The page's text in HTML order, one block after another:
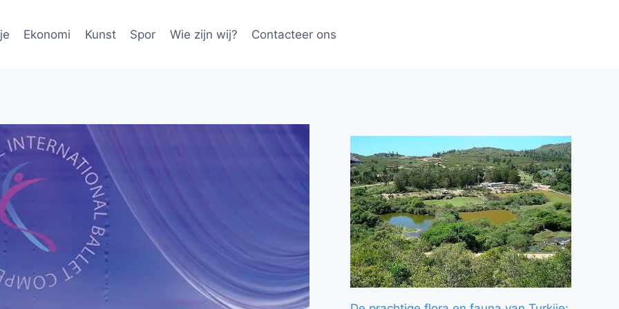
Ekonomi Kunst Spor Wie zijn wij? Contacteer ons